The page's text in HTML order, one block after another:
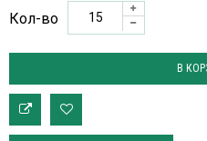
Кол-во